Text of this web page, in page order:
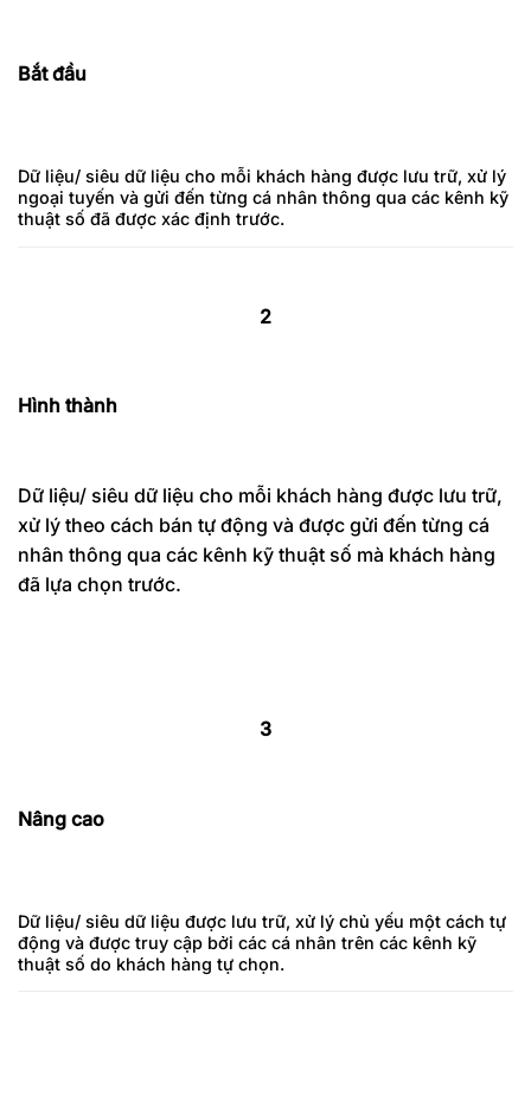
Bắt đầu
Dữ liệu/ siêu dữ liệu cho mỗi khách hàng được lưu trữ, xử lý
ngoại tuyến và gửi đến từng cá nhân thông qua các kênh kỹ
thuật số đã được xác định trước.
2
Hình thành
Dữ liệu/ siêu dữ liệu cho mỗi khách hàng được lưu trữ,
xử lý theo cách bán tự động và được gửi đến từng cá
nhân thông qua các kênh kỹ thuật số mà khách hàng
đã lựa chọn trước.
3
Nâng cao
Dữ liệu/ siêu dữ liệu được lưu trữ, xử lý chủ yếu một cách tự
động và được truy cập bởi các cá nhân trên các kênh kỹ
thuật số do khách hàng tự chọn.